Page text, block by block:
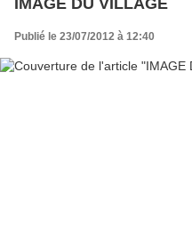
Publié le 23/07/2012 à 12:40